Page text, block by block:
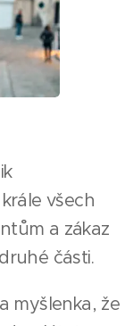
všech
a zákaz
části.
myšlenka, že